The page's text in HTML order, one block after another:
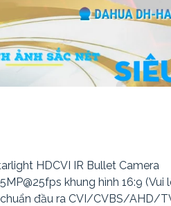
HDCVI IR Bullet Camera
khung hình 16:9
chuẩn đầu ra CVI/CVBS/AHD/